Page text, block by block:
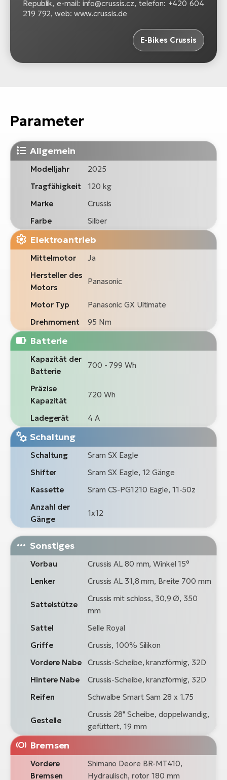
Republik, e-mail: info@crussis.cz, telefon: +420 604
219 792, web: www.crussis.de
E-Bikes Crussis
Parameter
Allgemein
Modelljahr
2025
Tragfähigkeit
120 kg
Marke
Crussis
Farbe
Silber
Elektroantrieb
Mittelmotor
Ja
Hersteller des
Motors
Panasonic
Motor Typ
Panasonic GX Ultimate
Drehmoment
95 Nm
Batterie
Kapazität der
Batterie
700 - 799 Wh
Präzise
Kapazität
720 Wh
Ladegerät 4 A
Schaltung
Schaltung
Sram SX Eagle
Shifter
Sram SX Eagle, 12 Gänge
Kassette
Sram CS-PG1210 Eagle, 11-50z
Anzahl der
Gänge
1x12
Sonstiges
Vorbau
Crussis AL 80 mm, Winkel 15°
Lenker
Crussis AL 31,8 mm, Breite 700 mm
Sattelstütze
Crussis mit schloss, 30,9 Ø, 350
mm
Sattel
Selle Royal
Griffe
Crussis, 100% Silikon
Vordere Nabe
Crussis-Scheibe, kranzförmig, 32D
Hintere Nabe
Crussis-Scheibe, kranzförmig, 32D
Reifen
Schwalbe Smart Sam 28 x 1.75
Gestelle
Crussis 28" Scheibe, doppelwandig,
gefüttert, 19 mm
Bremsen
Vordere
Bremsen
Shimano Deore BR-MT410,
Hydraulisch, rotor 180 mm